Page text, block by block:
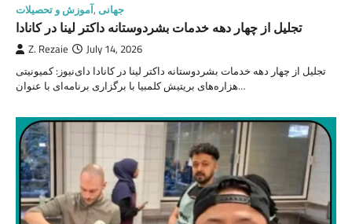
آموزش و تحصیلات, جهانی
تجلیل از چهار دهه خدمات بشردوستانه داکتر لینا در کانادا
Z. Rezaie July 14, 2026
تجلیل از چهار دهه خدمات بشردوستانه داکتر لینا در کانادا دای‌نیوز: کمیونیتی
هزاره‌های بریتیش کلمبیا با برگزاری برنامه‌ای با عنوان…